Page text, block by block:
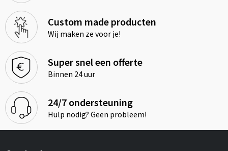
Custom made producten
Wij maken ze voor je!
Super snel een offerte
Binnen 24 uur
24/7 ondersteuning
Hulp nodig? Geen probleem!